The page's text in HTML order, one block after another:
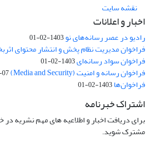
نقشه سایت
اخبار و اعلانات
رادیو در عصر رسانه‌های نو1403-02-01
فراخوان مدیریت نظام پخش و انتشار محتوای
فراخوان سواد رسانه‌ای1403-02-01
فراخوان رسانه و امنیت (Media and Security)
فراخوان‌ها1403-02-01
اشتراک خبرنامه
برای دریافت اخبار و اطلاعیه های مهم نشریه در
مشترک شوید.